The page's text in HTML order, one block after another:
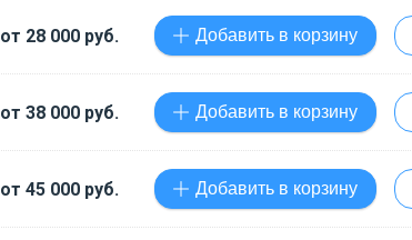
от 28 000 руб. Добавить в корзину
от 38 000 руб. Добавить в корзину
от 45 000 руб. Добавить в корзину